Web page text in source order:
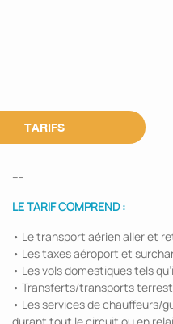
TARIFS
---
LE TARIF COMPREND :
• Le transport aérien aller et
• Les taxes aéroport et
• Les vols domestiques tels
• Transferts/transports
• Les services de chauffeurs/